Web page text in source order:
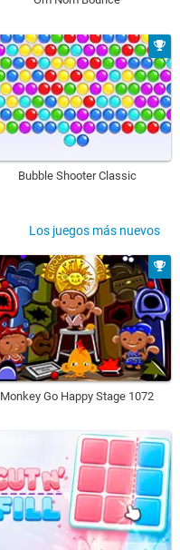
Bubble Shooter Classic
Los juegos más nuevos
Monkey Go Happy Stage 1072